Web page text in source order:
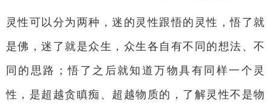
灵性可以分为两种，迷的灵性跟悟的灵性，悟了就
是佛，迷了就是众生，众生各自有不同的想法、不
同的思路；悟了之后就知道万物具有同样一个灵
性，是超越贪瞋痴、超越物质的，了解灵性不是物